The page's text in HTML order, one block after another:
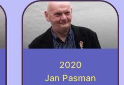
2020
Jan Pasman